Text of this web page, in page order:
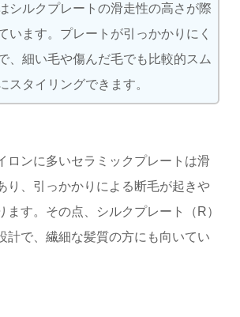
シルクプレートの滑走性の高さが際
います。プレートが引っかかりにく
、細い毛や傷んだ毛でも比較的スム
スタイリングできます。
ロンに多いセラミックプレートは滑
り、引っかかりによる断毛が起きや
ます。その点、シルクプレート（R）
計で、繊細な髪質の方にも向いてい